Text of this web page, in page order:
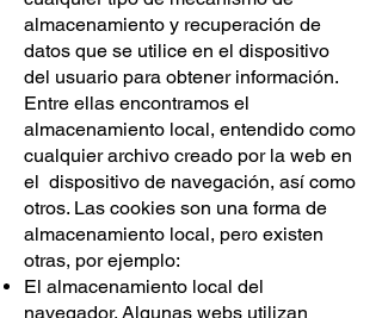
almacenamiento y recuperación de
datos que se utilice en el dispositivo
del usuario para obtener información.
Entre ellas encontramos el
almacenamiento local, entendido como
cualquier archivo creado por la web en
el dispositivo de navegación, así como
otros. Las cookies son una forma de
almacenamiento local, pero existen
otras, por ejemplo:
El almacenamiento local del
navegador. Algunas webs utilizan